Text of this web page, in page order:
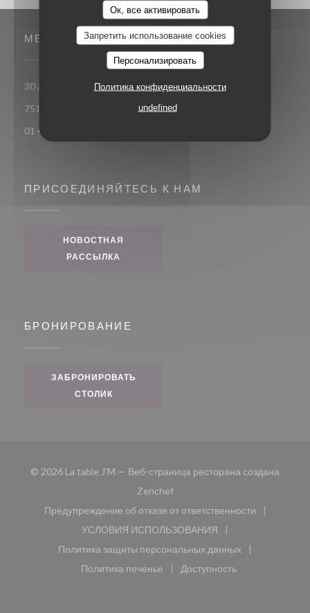
Ок, все активировать
Запретить использование cookies
Персонализировать
Политика конфиденциальности
undefined
МЕСТО
30 Avenue Hubert Germain - ancienne avenue Bugeaud
75116 Paris
((открывается в новом окне))
01 43 59 75 39
ПРИСОЕДИНЯЙТЕСЬ К НАМ
НОВОСТНАЯ
РАССЫЛКА
БРОНИРОВАНИЕ
ЗАБРОНИРОВАТЬ
СТОЛИК
© 2026 La table J'M — Веб-страница ресторана создана
Zenchef((открывается в новом окне))
Предупреждение об отказе от ответственности
((открывается в новом окне))
УСЛОВИЯ ИСПОЛЬЗОВАНИЯ
((открывается в новом окне))
Политика защиты персональных данных
((открывается в новом окне))
Политика печенье
((открывается в новом окне))
Доступность